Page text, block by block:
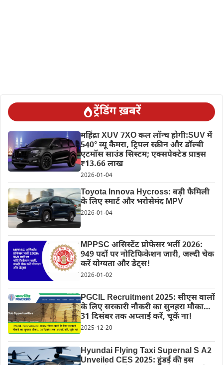
ट्रेंडिंग ख़बरें
महिंद्रा XUV 7XO कल लॉन्च होगी:SUV में
540° व्यू कैमरा, ट्रिपल स्क्रीन और डॉल्बी
एटमॉस साउंड सिस्टम; एक्सपेक्टेड प्राइस
₹13.66 लाख
2026-01-04
Toyota Innova Hycross: बड़ी फैमिली
के लिए स्मार्ट और भरोसेमंद MPV
2026-01-04
MPPSC असिस्टेंट प्रोफेसर भर्ती 2026:
949 पदों पर नोटिफिकेशन जारी, जल्दी चेक
करें योग्यता और डेट्स!
2026-01-02
PGCIL Recruitment 2025: सीएस वालों
के लिए सरकारी नौकरी का सुनहरा मौका…
31 दिसंबर तक अप्लाई करें, चूकें ना!
2025-12-20
Hyundai Flying Taxi Supernal S A2
Unveiled CES 2025: हुंडई की इस